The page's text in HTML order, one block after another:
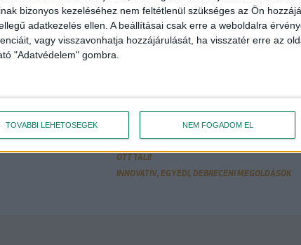
bizonyos kezeléséhez nem feltétlenül szükséges az Ön
adatkezelés ellen. A beállításai csak erre a weboldalra
vagy visszavonhatja hozzájárulását, ha visszatér erre az
"Adatvédelem" gombra.
TOVÁBBI LEHETŐSÉGEK NEM FOGADOM EL
jogát fenntartjuk!
OSZD
VAGY OLVASS
KATEGÓRIÁBAN!
OTT TALI!
INNOVATÍV, EGYEDI, DEBRECENI MEGOLDÁSOK